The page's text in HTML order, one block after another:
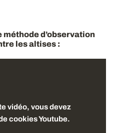
méthode d’observation
les altises :
vidéo, vous devez
cookies Youtube.